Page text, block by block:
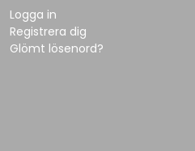
Logga in
Registrera dig
Glömt lösenord?